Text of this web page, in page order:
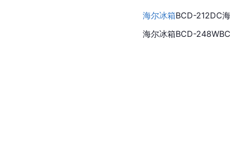
海尔冰箱BCD-212DC
海尔冰箱BCD-